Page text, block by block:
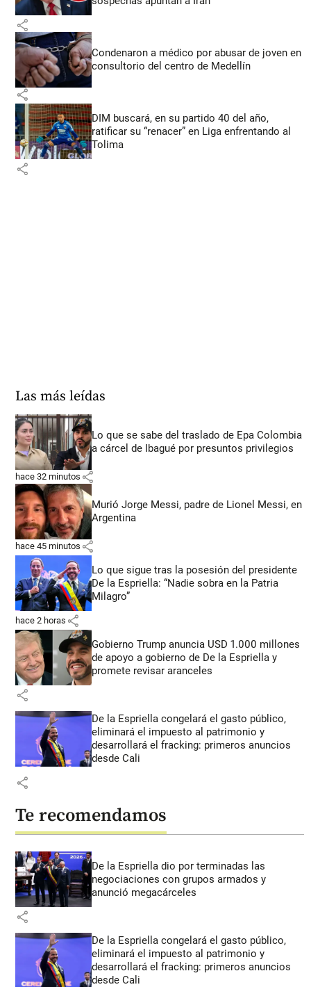
share
Condenaron a médico por abusar de joven en
consultorio del centro de Medellín
share
DIM buscará, en su partido 40 del año,
ratificar su “renacer” en Liga enfrentando al
Tolima
share
Las más leídas
Lo que se sabe del traslado de Epa Colombia
a cárcel de Ibagué por presuntos privilegios
hace 32 minutos share
Murió Jorge Messi, padre de Lionel Messi, en
Argentina
hace 45 minutos share
Lo que sigue tras la posesión del presidente
De la Espriella: “Nadie sobra en la Patria
Milagro”
hace 2 horas share
Gobierno Trump anuncia USD 1.000 millones
de apoyo a gobierno de De la Espriella y
promete revisar aranceles
share
De la Espriella congelará el gasto público,
eliminará el impuesto al patrimonio y
desarrollará el fracking: primeros anuncios
desde Cali
share
Te recomendamos
De la Espriella dio por terminadas las
negociaciones con grupos armados y
anunció megacárceles
share
De la Espriella congelará el gasto público,
eliminará el impuesto al patrimonio y
desarrollará el fracking: primeros anuncios
desde Cali